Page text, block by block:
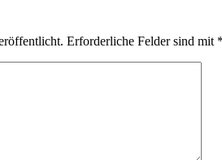
Erforderliche Felder sind mit *